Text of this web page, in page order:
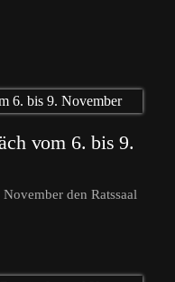
vom 6. bis 9.
den Ratssaal